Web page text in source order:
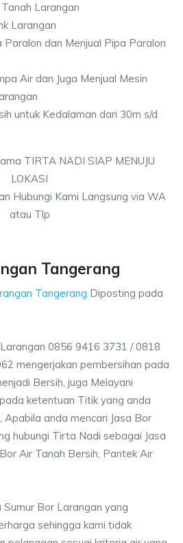
Larangan
Larangan
dan Menjual Pipa Paralon
Air dan Juga Menjual Mesin
untuk Kedalaman dari 30m s/d
TIRTA NADI SIAP MENUJU
LOKASI
Hubungi Kami Langsung via WA
atau Tlp
Tangerang
Tangerang Diposting pada
0856 9416 3731 / 0818
mengerjakan pembersihan pada
Bersih, juga Melayani
ketentuan Titik yang anda
anda mencari Jasa Bor
hubungi Tirta Nadi sebagai Jasa
Air Tanah Bersih, Pantek Air
Bor Larangan yang
sehingga kami tidak